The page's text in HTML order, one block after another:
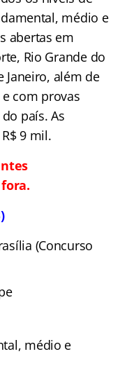
médio e
abertas em
Rio Grande do
Janeiro, além de
com provas
país. As
9 mil.
(Concurso
médio e